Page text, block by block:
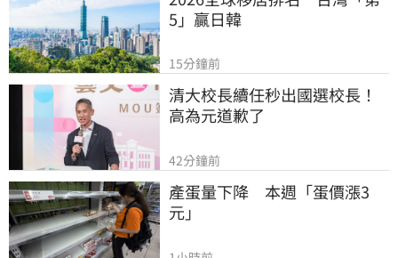
5」贏日韓
15分鐘前
清大校長續任秒出國選校長！
高為元道歉了
42分鐘前
產蛋量下降　本週「蛋價漲3
元」